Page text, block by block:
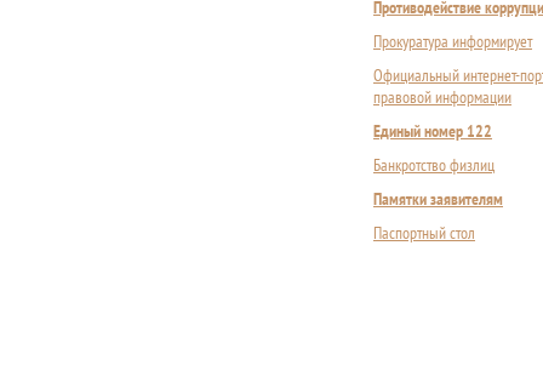
Противодействие
Прокуратура информирует
Официальный интернет-
правовой информации
Единый номер 122
Банкротство физлиц
Памятки заявителям
Паспортный стол